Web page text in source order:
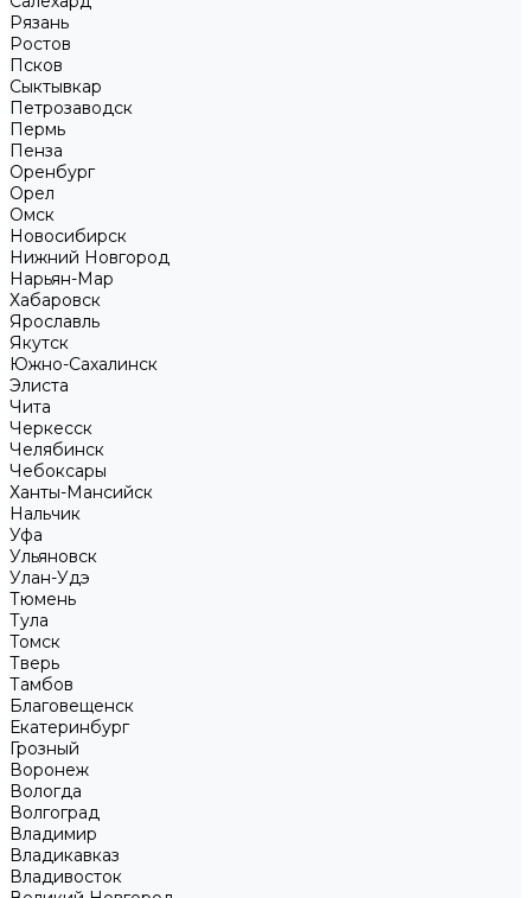
Рязань
Ростов
Псков
Сыктывкар
Петрозаводск
Пермь
Пенза
Оренбург
Орел
Омск
Новосибирск
Нижний Новгород
Нарьян-Мар
Хабаровск
Ярославль
Якутск
Южно-Сахалинск
Элиста
Чита
Черкесск
Челябинск
Чебоксары
Ханты-Мансийск
Нальчик
Уфа
Ульяновск
Улан-Удэ
Тюмень
Тула
Томск
Тверь
Тамбов
Благовещенск
Екатеринбург
Грозный
Воронеж
Вологда
Волгоград
Владимир
Владикавказ
Владивосток